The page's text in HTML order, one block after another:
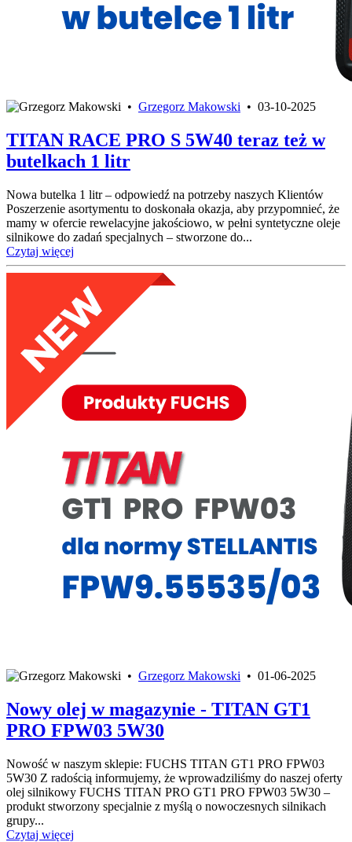
• Grzegorz Makowski • 03-10-2025
TITAN RACE PRO S 5W40 teraz też w
butelkach 1 litr
Nowa butelka 1 litr – odpowiedź na potrzeby naszych Klientów
Poszerzenie asortymentu to doskonała okazja, aby przypomnieć, że
mamy w ofercie rewelacyjne jakościowo, w pełni syntetyczne oleje
silnikowe do zadań specjalnych – stworzone do...
Czytaj więcej
• Grzegorz Makowski • 01-06-2025
Nowy olej w magazynie - TITAN GT1
PRO FPW03 5W30
Nowość w naszym sklepie: FUCHS TITAN GT1 PRO FPW03
5W30 Z radością informujemy, że wprowadziliśmy do naszej oferty
olej silnikowy FUCHS TITAN PRO GT1 PRO FPW03 5W30 –
produkt stworzony specjalnie z myślą o nowoczesnych silnikach
grupy...
Czytaj więcej